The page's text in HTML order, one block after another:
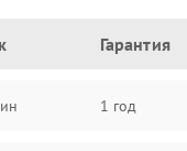
Гарантия
1 год